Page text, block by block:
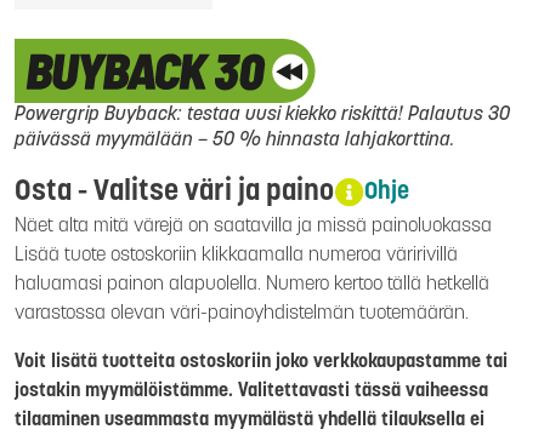
Powergrip Buyback: testaa uusi kiekko riskittä! Palautus 30
päivässä myymälään – 50 % hinnasta lahjakorttina.
Osta - Valitse väri ja paino Ohje
Näet alta mitä värejä on saatavilla ja missä painoluokassa
Lisää tuote ostoskoriin klikkaamalla numeroa väririvillä
haluamasi painon alapuolella. Numero kertoo tällä hetkellä
varastossa olevan väri-painoyhdistelmän tuotemäärän.
Voit lisätä tuotteita ostoskoriin joko verkkokaupastamme tai
jostakin myymälöistämme. Valitettavasti tässä vaiheessa
tilaaminen useammasta myymälästä yhdellä tilauksella ei